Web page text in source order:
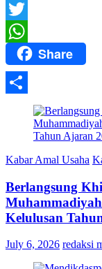
Facebook
Twitter
WhatsAppShare
Kabar Amal Usaha
Berlangsung
Kelulusan
July 6, 2026 redaksi